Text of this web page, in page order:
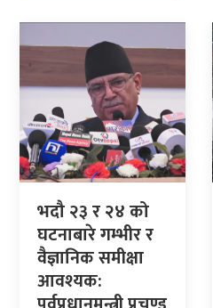
भदौ २३ र २४ को
घटनाबारे गम्भीर र
वैज्ञानिक समीक्षा
आवश्यक: